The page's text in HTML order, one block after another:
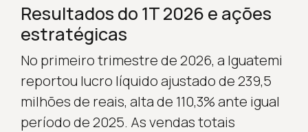
Resultados do 1T 2026 e ações
estratégicas
No primeiro trimestre de 2026, a Iguatemi
reportou lucro líquido ajustado de 239,5
milhões de reais, alta de 110,3% ante igual
período de 2025. As vendas totais